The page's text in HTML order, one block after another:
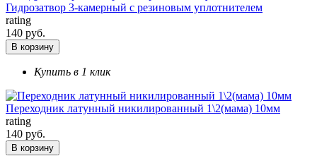
Гидрозатвор 3-камерный с резиновым уплотнителем
rating
140 руб.
В корзину
Купить в 1 клик
Переходник латунный никилированный 1\2(мама) 10мм
rating
140 руб.
В корзину